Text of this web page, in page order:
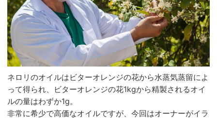
ネロリのオイルはビターオレンジの花から水蒸気蒸留によ
って得られ、ビターオレンジの花1kgから精製されるオイ
ルの量はわずか1g。
非常に希少で高価なオイルですが、今回はオーナーがイラ